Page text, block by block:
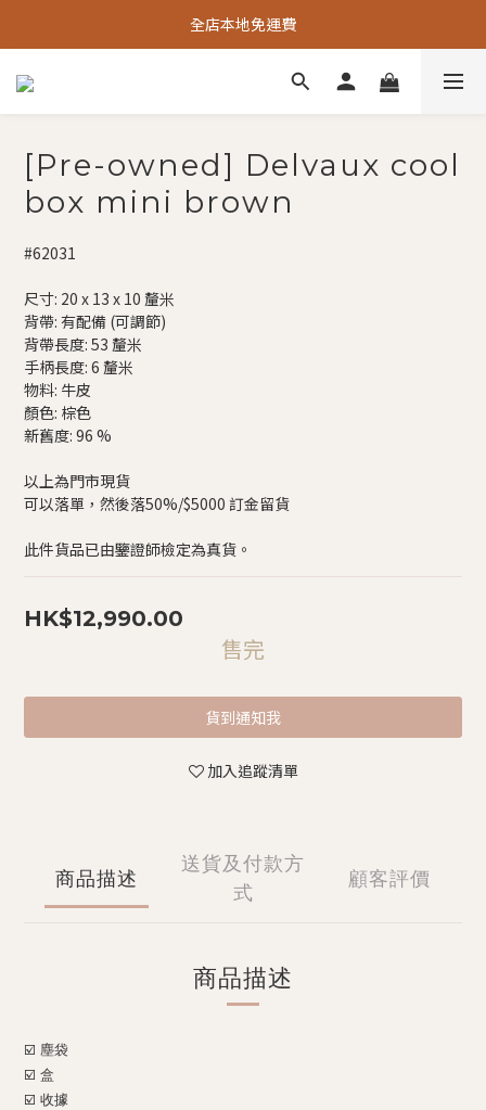
全店本地免運費
[Pre-owned] Delvaux cool
box mini brown
#62031
尺寸: 20 x 13 x 10 釐米
背帶: 有配備 (可調節)
背帶長度: 53 釐米
手柄長度: 6 釐米
物料: 牛皮
顏色: 棕色
新舊度: 96 %
以上為門市現貨
可以落單，然後落50%/$5000 訂金留貨
此件貨品已由鑒證師檢定為真貨。
HK$12,990.00
售完
貨到通知我
加入追蹤清單
商品描述
送貨及付款方
式
顧客評價
商品描述
☑️ 塵袋
☑️ 盒
☑️ 收據